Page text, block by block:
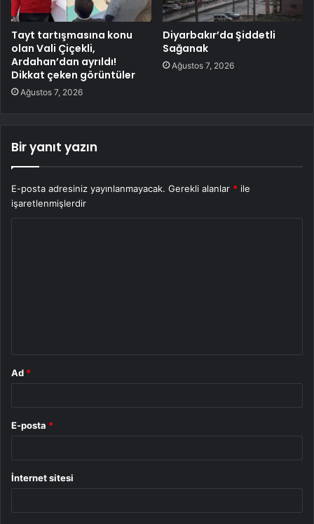
Tayt tartışmasına konu
olan Vali Çiçekli,
Ardahan’dan ayrıldı!
Dikkat çeken görüntüler
Ağustos 7, 2026
Diyarbakır’da Şiddetli
Sağanak
Ağustos 7, 2026
Bir yanıt yazın
E-posta adresiniz yayınlanmayacak. Gerekli alanlar * ile
işaretlenmişlerdir
Ad *
E-posta *
İnternet sitesi